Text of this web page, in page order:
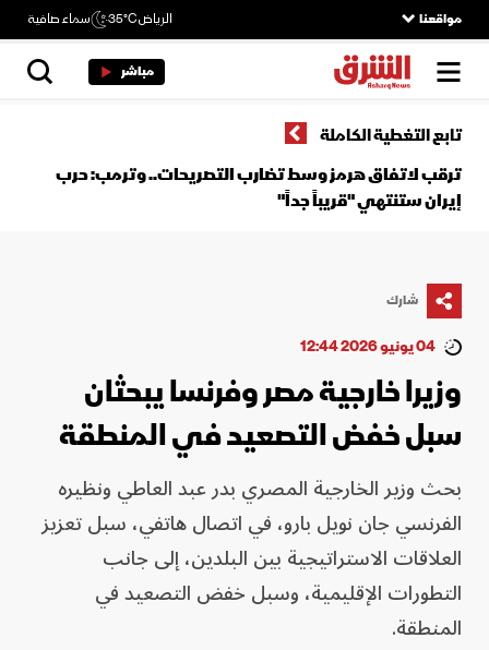
مواقعنا الرياض35°C سماء صافية
مباشر
تابع التغطية الكاملة
ترقب لاتفاق هرمز وسط تضارب التصريحات.. وترمب: حرب
إيران ستنتهي "قريباً جداً"
شارك
04 يونيو 2026 12:44
وزيرا خارجية مصر وفرنسا يبحثان
سبل خفض التصعيد في المنطقة
بحث وزير الخارجية المصري بدر عبد العاطي ونظيره
الفرنسي جان نويل بارو، في اتصال هاتفي، سبل تعزيز
العلاقات الاستراتيجية بين البلدين، إلى جانب
التطورات الإقليمية، وسبل خفض التصعيد في
المنطقة.